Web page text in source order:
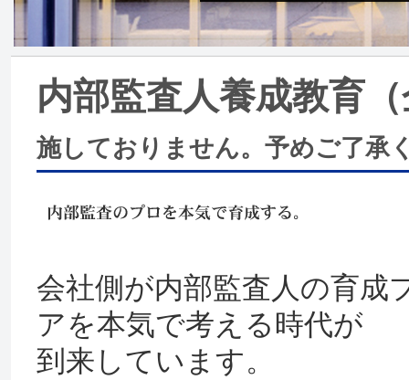
内部監査人養成教育
施しておりません。予めご了承
会社側が内部監査人の育成
アを本気で考える時代が
到来しています。